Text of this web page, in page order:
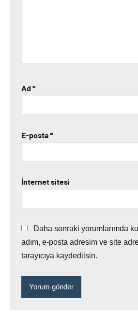
Ad*
E-posta*
İnternet sitesi
Daha sonraki yorumlarımda
adım, e-posta adresim ve site
tarayıcıya kaydedilsin.